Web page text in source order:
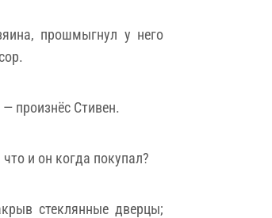
прошмыгнул у него
произнёс Стивен.
и он когда покупал?
стеклянные дверцы;